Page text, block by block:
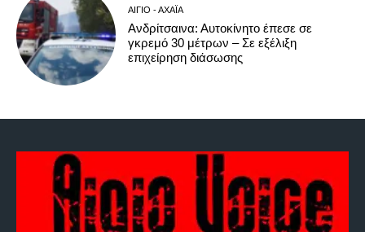
ΑΊΓΙΟ - ΑΧΑΪ́Α
Ανδρίτσαινα: Αυτοκίνητο έπεσε σε
γκρεμό 30 μέτρων – Σε εξέλιξη
επιχείρηση διάσωσης